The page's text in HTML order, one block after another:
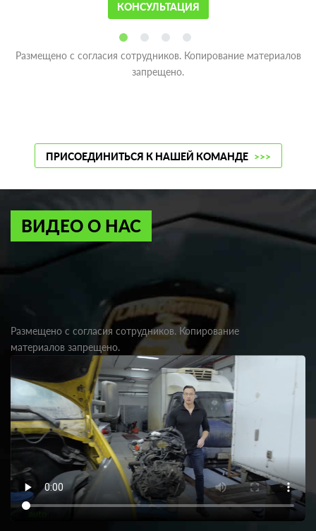
КОНСУЛЬТАЦИЯ
Размещено с согласия сотрудников. Копирование материалов
запрещено.
ПРИСОЕДИНИТЬСЯ К НАШЕЙ КОМАНДЕ >>>
ВИДЕО О НАС
Размещено с согласия сотрудников. Копирование
материалов запрещено.